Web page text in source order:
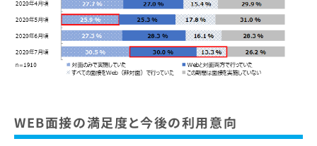
WEB面接の満足度と今後の利用意向